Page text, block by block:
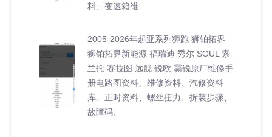
料、变速箱维
2005-2026年起亚系列狮跑 狮铂拓界
狮铂拓界新能源 福瑞迪 秀尔 SOUL 索
兰托 赛拉图 远舰 锐欧 霸锐原厂维修手
册电路图资料、维修资料、汽修资料
库、正时资料、螺丝扭力、拆装步骤、
故障码、